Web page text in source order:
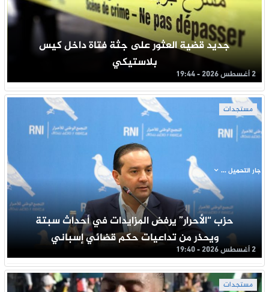
جديد قضية العثور على جثة فتاة داخل كيس
بلاستيكي
2 أغسطس 2026 - 19:44
مستجدات
حزب “الأحرار” يرفض المزايدات في أحداث سبتة
ويحذر من تداعيات حكم قضائي إسباني
2 أغسطس 2026 - 19:40
مستجدات
جار التحميل ...